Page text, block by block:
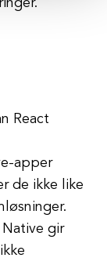
React
apper
de ikke like
gir